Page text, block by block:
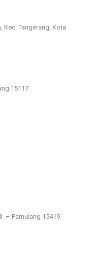
Kec. Tangerang, Kota
15117
– Pamulang 15419